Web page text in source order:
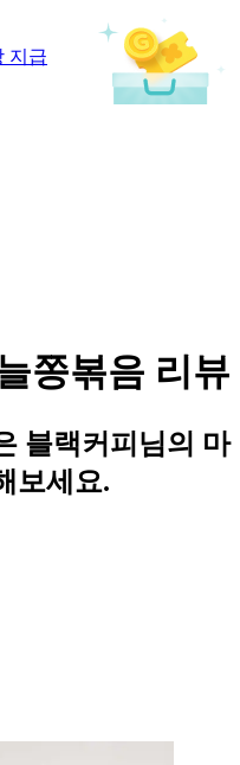
지급
쫑볶음 리뷰
블랙커피님의 마
보세요.